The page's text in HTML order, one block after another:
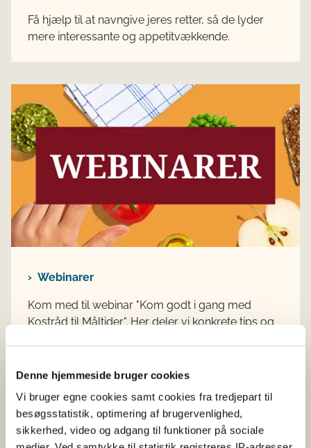
Denne hjemmeside bruger cookies
Vi bruger egne cookies samt cookies fra tredjepart til
besøgsstatistik, optimering af brugervenlighed,
sikkerhed, video og adgang til funktioner på sociale
Få hjælp til at navngive jeres retter, så de lyder
mere interessante og appetitvækkende.
Webinarer
Kom med til webinar "Kom godt i gang med
Kostråd til Måltider". Her deler vi konkrete tips og
mere om værktøjerne og stille spørgsmål.